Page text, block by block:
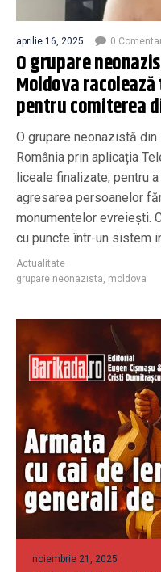
aprilie 16, 2025 0
O grupare
Moldova
pentru comiterea
O grupare neonazistă
România prin aplicația
liceale finalizate, pentru
agresarea persoanelor
monumentelor evreiești.
cu puncte într-un sistem
Actualitate
grupare neonazista, moldova
noiembrie 21, 2025